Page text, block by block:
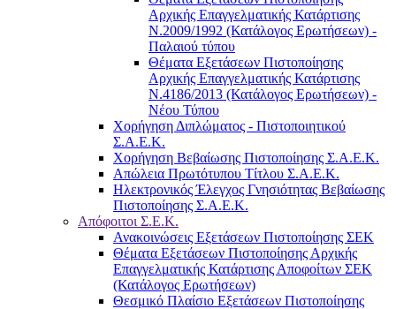
Αρχικής Επαγγελματικής Κατάρτισης
Ν.2009/1992 (Κατάλογος Ερωτήσεων) -
Παλαιού τύπου
Θέματα Εξετάσεων Πιστοποίησης
Αρχικής Επαγγελματικής Κατάρτισης
Ν.4186/2013 (Κατάλογος Ερωτήσεων) -
Νέου Τύπου
Χορήγηση Διπλώματος - Πιστοποιητικού
Σ.Α.Ε.Κ.
Χορήγηση Βεβαίωσης Πιστοποίησης Σ.Α.Ε.Κ.
Απώλεια Πρωτότυπου Τίτλου Σ.Α.Ε.Κ.
Ηλεκτρονικός Έλεγχος Γνησιότητας Βεβαίωσης
Πιστοποίησης Σ.Α.Ε.Κ.
Απόφοιτοι Σ.Ε.Κ.
Ανακοινώσεις Εξετάσεων Πιστοποίησης ΣΕΚ
Θέματα Εξετάσεων Πιστοποίησης Αρχικής
Επαγγελματικής Κατάρτισης Αποφοίτων ΣΕΚ
(Κατάλογος Ερωτήσεων)
Θεσμικό Πλαίσιο Εξετάσεων Πιστοποίησης